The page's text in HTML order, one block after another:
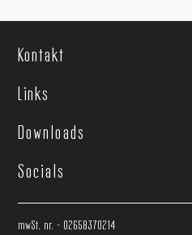
Kontakt
Links
Downloads
Socials
mwSt. nr. - 02658370214